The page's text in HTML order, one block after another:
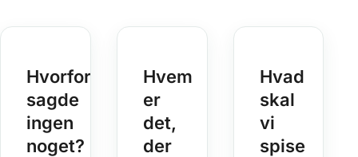
Hvorfor
sagde
ingen
noget?
Hvem
er
det,
der
Hvad
skal
vi
spise